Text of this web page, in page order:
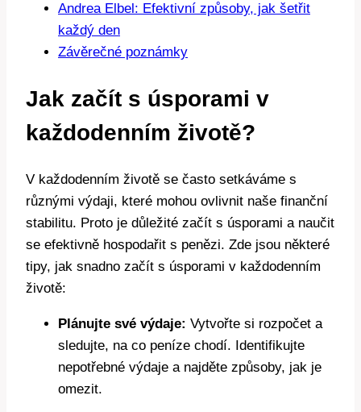
Andrea Elbel: Efektivní způsoby, jak šetřit
každý den
Závěrečné poznámky
Jak začít s úsporami v
každodenním životě?
V každodenním životě se často setkáváme s
různými výdaji, které mohou ovlivnit naše finanční
stabilitu. Proto je důležité začít s úsporami a naučit
se efektivně hospodařit s penězi. Zde jsou některé
tipy, jak snadno začít s úsporami v každodenním
životě:
Plánujte své výdaje: Vytvořte si rozpočet a
sledujte, na co peníze chodí. Identifikujte
nepotřebné výdaje a najděte způsoby, jak je
omezit.